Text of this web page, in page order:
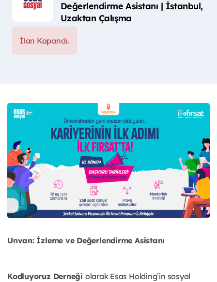
Değerlendirme Asistanı | İstanbul,
Uzaktan Çalışma
İlan Kapandı.
Unvan: İzleme ve Değerlendirme Asistanı
Kodluyoruz Derneği olarak Esas Holding’in sosyal